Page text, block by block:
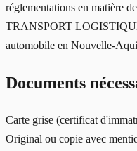
réglementations en matière
TRANSPORT
automobile en Nouvelle-
Documents
Carte grise (certificat
Original ou copie avec